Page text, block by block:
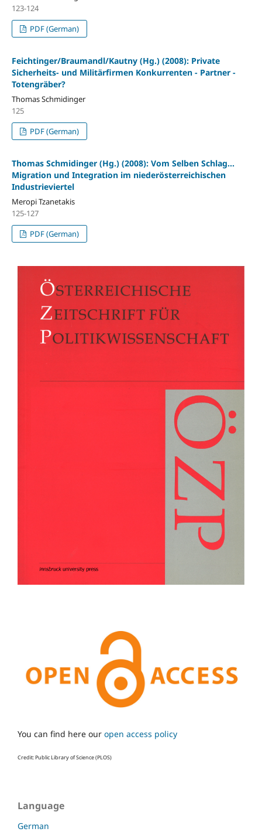
123-124
PDF (German)
Feichtinger/Braumandl/Kautny (Hg.) (2008): Private
Sicherheits- und Militärfirmen Konkurrenten - Partner -
Totengräber?
Thomas Schmidinger
125
PDF (German)
Thomas Schmidinger (Hg.) (2008): Vom Selben Schlag...
Migration und Integration im niederösterreichischen
Industrieviertel
Meropi Tzanetakis
125-127
PDF (German)
You can find here our open access policy
Credit: Public Library of Science (PLOS)
Language
German